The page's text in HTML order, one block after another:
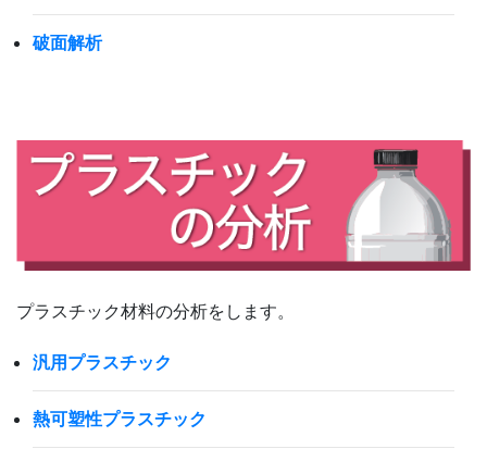
破面解析
プラスチック材料の分析をします。
汎用プラスチック
熱可塑性プラスチック